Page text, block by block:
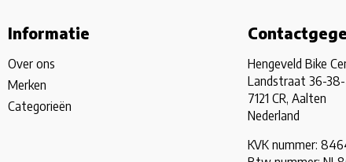
Informatie
Over ons
Merken
Categorieën
Hengeveld Bike
Landstraat 36-
7121 CR, Aalten
Nederland
KVK nummer: